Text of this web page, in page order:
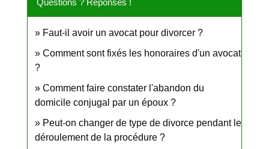
Faut-il avoir un avocat pour divorcer ?
Comment sont fixés les honoraires d'un avocat
?
Comment faire constater l'abandon du
domicile conjugal par un époux ?
Peut-on changer de type de divorce pendant le
déroulement de la procédure ?